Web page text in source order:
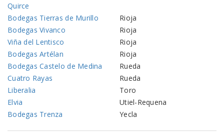
Quirce
Bodegas Tierras de Murillo
Rioja
Bodegas Vivanco
Rioja
Viña del Lentisco
Rioja
Bodegas Artélan
Rioja
Bodegas Castelo de Medina
Rueda
Cuatro Rayas
Rueda
Liberalia
Toro
Elvia
Utiel-Requena
Bodegas Trenza
Yecla